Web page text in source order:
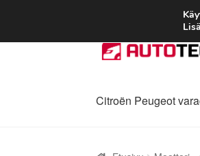
Siirry
navigointiin
Siirry
sisältöön
Citroën Peugeot